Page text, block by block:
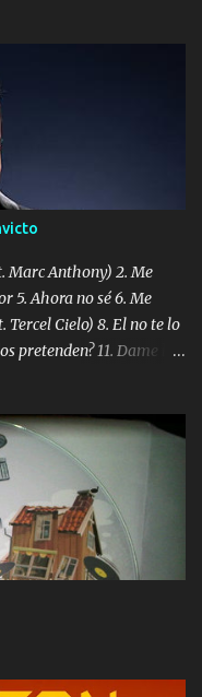
Marc Anthony) 2. Me
5. Ahora no sé 6. Me
Tercel Cielo) 8. El no te lo
pretenden? 11. Dame la
Nota:
in formato iTunes Plus
vostra per il
Somos Los Del